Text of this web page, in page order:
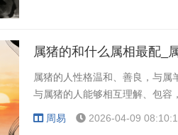
属猪的和什么属相最配_
属猪的人性格温和、善良，与属
与属猪的人能够相互理解、包容
周易 2026-04-09